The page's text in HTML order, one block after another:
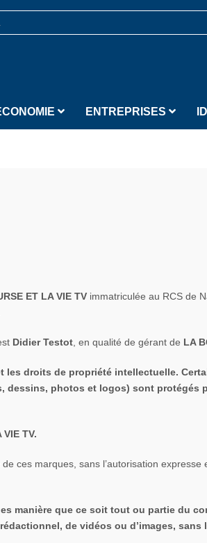
ENTREPRISES
ET LA VIE TV immatriculée au RCS de
Didier Testot , en qualité de gérant de LA
droits de propriété intellectuelle.
dessins, photos et logos) sont protégés
VIE TV.
ces marques, sans l’autorisation expresse
manière que ce soit tout ou partie du
de vidéos ou d’images, sans